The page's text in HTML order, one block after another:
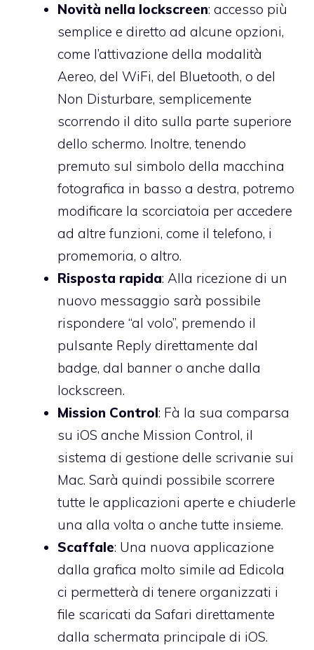
Novità nella lockscreen: accesso più
semplice e diretto ad alcune opzioni,
come l’attivazione della modalità
Aereo, del WiFi, del Bluetooth, o del
Non Disturbare, semplicemente
scorrendo il dito sulla parte superiore
dello schermo. Inoltre, tenendo
premuto sul simbolo della macchina
fotografica in basso a destra, potremo
modificare la scorciatoia per accedere
ad altre funzioni, come il telefono, i
promemoria, o altro.
Risposta rapida: Alla ricezione di un
nuovo messaggio sarà possibile
rispondere “al volo”, premendo il
pulsante Reply direttamente dal
badge, dal banner o anche dalla
lockscreen.
Mission Control: Fà la sua comparsa
su iOS anche Mission Control, il
sistema di gestione delle scrivanie sui
Mac. Sarà quindi possibile scorrere
tutte le applicazioni aperte e chiuderle
una alla volta o anche tutte insieme.
Scaffale: Una nuova applicazione
dalla grafica molto simile ad Edicola
ci permetterà di tenere organizzati i
file scaricati da Safari direttamente
dalla schermata principale di iOS.